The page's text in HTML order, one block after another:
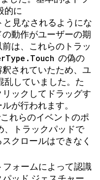
的に
見なされるようにな
動作がユーザーの期
は、これらのトラッ
の偽の
されていたため、ユ
乱していました。た
ックしてドラッグす
が行われます。
れらのイベントのポ
、トラックパッドで
クロールはできなく
フォームによって認識